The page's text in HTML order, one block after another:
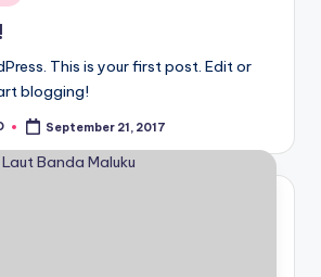
This is your first post. Edit or
blogging!
September 21, 2017